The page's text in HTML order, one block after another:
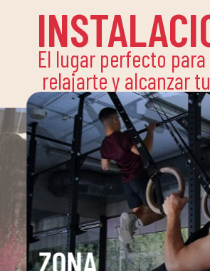
El lugar perfecto
relajarte y alcanzar
ZONA